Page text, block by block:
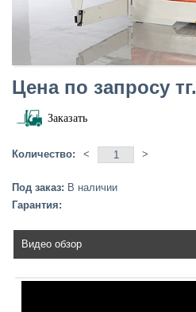
Цена по запросу тг.
Заказать
Количество: < >
Под заказ: В наличии
Гарантия:
Видео обзор